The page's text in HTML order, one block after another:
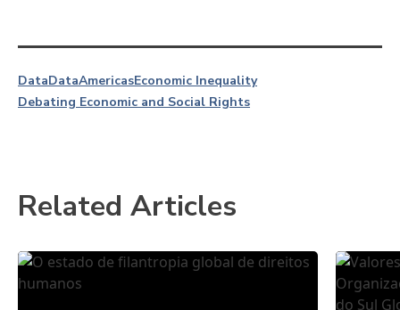
DataDataAmericasEconomic Inequality
Debating Economic and Social Rights
Related Articles